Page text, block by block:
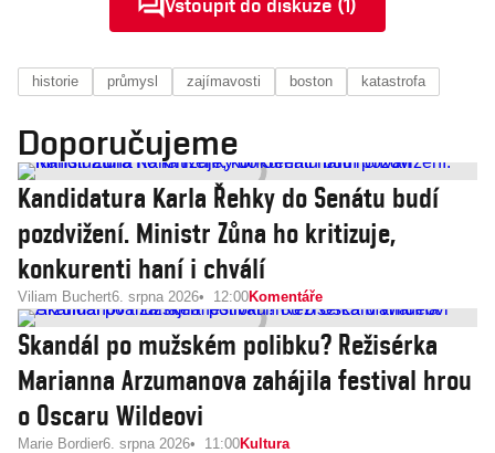
Vstoupit do diskuze (1)
historie průmysl zajímavosti boston katastrofa
Doporučujeme
Kandidatura Karla Řehky do Senátu budí
pozdvižení. Ministr Zůna ho kritizuje,
konkurenti haní i chválí
Viliam Buchert6. srpna 2026 12:00Komentáře
Skandál po mužském polibku? Režisérka
Marianna Arzumanova zahájila festival hrou
o Oscaru Wildeovi
Marie Bordier6. srpna 2026 11:00Kultura